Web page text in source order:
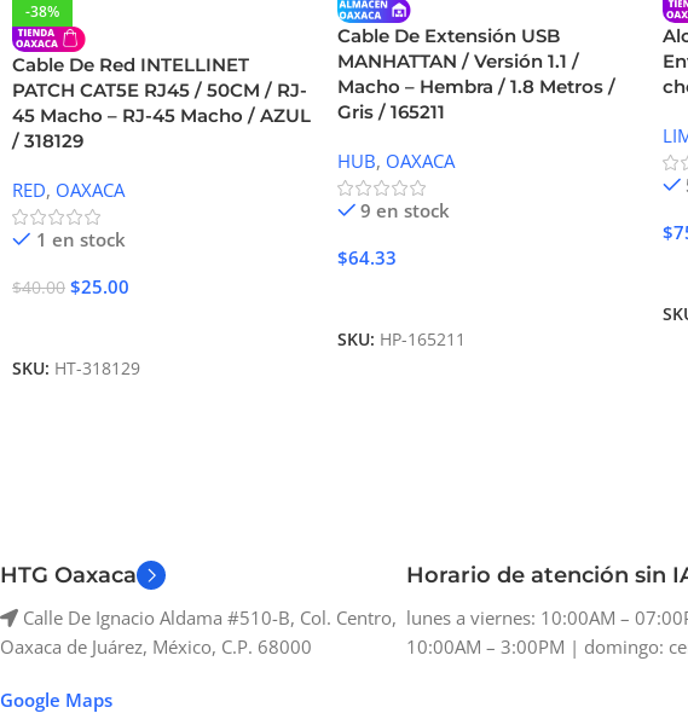
-38%
Cable De Red INTELLINET
PATCH CAT5E RJ45 / 50CM / RJ-
45 Macho – RJ-45 Macho / AZUL
/ 318129
RED, OAXACA
1 en stock
$40.00 $25.00
SKU: HT-318129
Cable De Extensión USB
MANHATTAN / Versión 1.1 /
Macho – Hembra / 1.8 Metros /
Gris / 165211
HUB, OAXACA
9 en stock
$64.33
SKU: HP-165211
$
HTG Oaxaca
Calle De Ignacio Aldama #510-B, Col. Centro,
Oaxaca de Juárez, México, C.P. 68000
Google Maps
Horario de atención sin
lunes a viernes: 10:00AM –
10:00AM – 3:00PM | domingo: